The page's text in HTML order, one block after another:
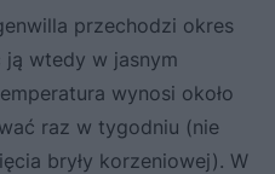
przechodzi okres
wtedy w jasnym
wynosi około
raz w tygodniu (nie
bryły korzeniowej). W